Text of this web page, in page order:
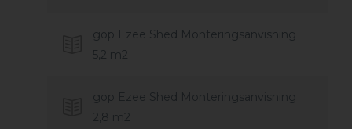
gop Ezee Shed Monteringsanvisning
5,2 m2
gop Ezee Shed Monteringsanvisning
2,8 m2